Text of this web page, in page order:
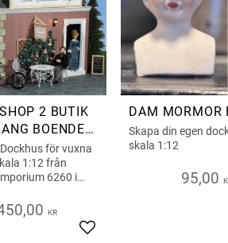
2 BUTIK
BOENDE
för vuxna
1:12 från
6260 i
KR
Lägg till i favoriter
DAM MORMOR
Skapa din egen
skala 1:12
95,00